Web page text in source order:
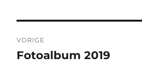
b
o
o
A
p
r
navigatie
VORIGE
Vorig
Fotoalbum 2019